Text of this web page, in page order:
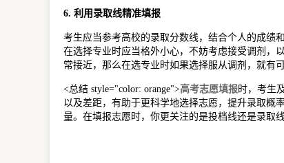
6. 利用录取线精准填报
考生应当参考高校的录取分数线，结合个人的成绩
在选择专业时应当格外小心，不妨考虑接受调剂，
常接近，那么在选专业时如果选择服从调剂，就有
<总结 style="color: orange">高考志愿填报时，考生
以及差距，有助于更科学地选择志愿，提升录取概
量。在填报志愿时，你更关注的是投档线还是录取